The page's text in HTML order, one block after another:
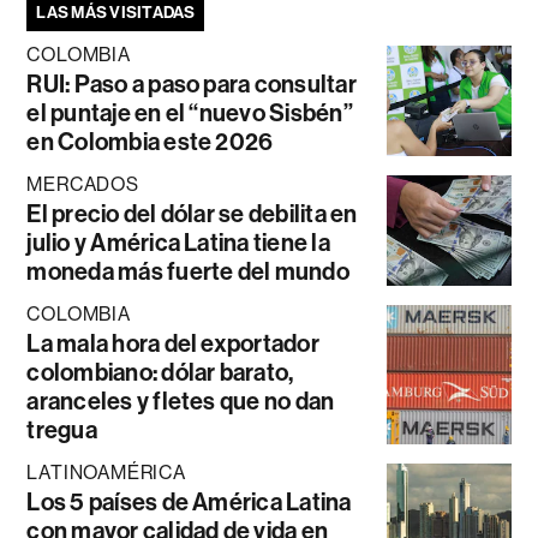
LAS MÁS VISITADAS
COLOMBIA
RUI: Paso a paso para consultar
el puntaje en el “nuevo Sisbén”
en Colombia este 2026
MERCADOS
El precio del dólar se debilita en
julio y América Latina tiene la
moneda más fuerte del mundo
COLOMBIA
La mala hora del exportador
colombiano: dólar barato,
aranceles y fletes que no dan
tregua
LATINOAMÉRICA
Los 5 países de América Latina
con mayor calidad de vida en